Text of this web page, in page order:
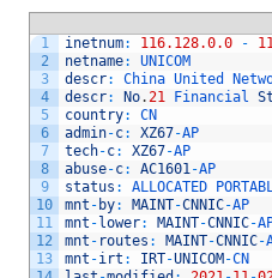
1
2
3
4
5
6
7
8
9
10
11
12
13
inetnum: 116.128.0.0 -
netname:
UNICOM
descr: China United
descr: No.21 Financial
country:
CN
admin-c: XZ67-AP
tech-c: XZ67-AP
abuse-c: AC1601-AP
status : ALLOCATED
mnt - by: MAINT-CNNIC-AP
mnt - lower: MAINT-CNNIC-
mnt - routes : MAINT-CNNIC-
mnt -irt : IRT-UNICOM -CN